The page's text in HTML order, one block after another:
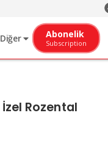
Diğer Abonelik
Subscription
İzel Rozental